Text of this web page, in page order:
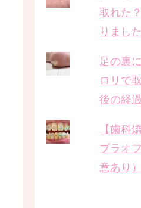
取れた
りました
足の裏
ロリで
後の経
【歯科
ブラオ
意あり